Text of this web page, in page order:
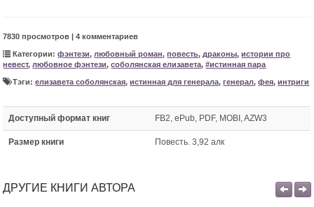
7830 просмотров | 4 комментариев
Категории:фэнтези, любовный роман,повесть, драконы,истории про
невест, любовное фэнтези,соболянская елизавета,#истинная пара
Тэги:елизавета соболянская,истинная для генерала,генерал,фея,интриги
Доступный формат книг FB2, ePub, PDF, MOBI, AZW3
Размер книги Повесть. 3,92 алк
ДРУГИЕ КНИГИ АВТОРА